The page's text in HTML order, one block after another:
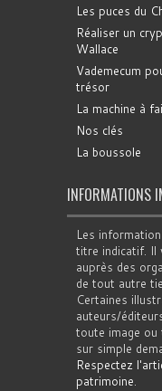
Les puces du
Réaliser un
Wallace
Vademecum
trésor
La machine à
Nos clés
La boussole
INFORMATIONS
Les
titre indicatif. Il
auprès des
de tout autre
Certaines
auteurs/
toute image
sur simple
Respectez
patrimoine.